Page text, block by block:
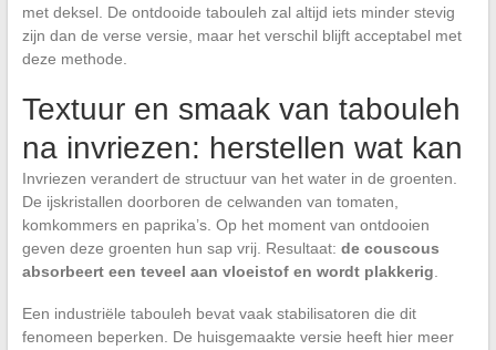
met deksel. De ontdooide tabouleh zal altijd iets minder stevig
zijn dan de verse versie, maar het verschil blijft acceptabel met
deze methode.
Textuur en smaak van tabouleh
na invriezen: herstellen wat kan
Invriezen verandert de structuur van het water in de groenten.
De ijskristallen doorboren de celwanden van tomaten,
komkommers en paprika’s. Op het moment van ontdooien
geven deze groenten hun sap vrij. Resultaat: de couscous
absorbeert een teveel aan vloeistof en wordt plakkerig.
Een industriële tabouleh bevat vaak stabilisatoren die dit
fenomeen beperken. De huisgemaakte versie heeft hier meer